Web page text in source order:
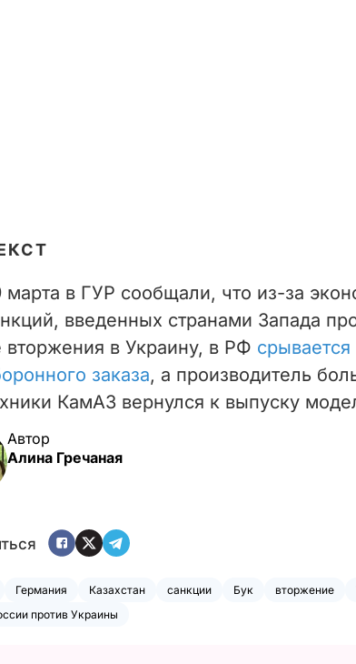
марта в ГУР сообщали, что из-за
введенных странами Запада
вторжения в Украину, в РФ
заказа, а производитель
КамАЗ вернулся к выпуску
Автор
Алина Гречаная
Германия Казахстан санкции Бук вторжение
против Украины